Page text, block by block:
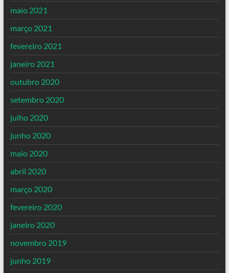
maio 2021
março 2021
fevereiro 2021
janeiro 2021
outubro 2020
setembro 2020
julho 2020
junho 2020
maio 2020
abril 2020
março 2020
fevereiro 2020
janeiro 2020
novembro 2019
junho 2019